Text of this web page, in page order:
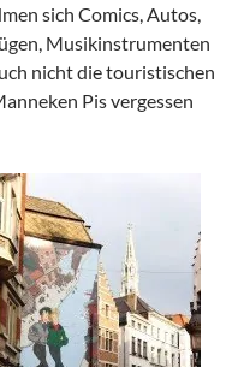
sich Comics, Autos,
Musikinstrumenten
nicht die touristischen
Pis vergessen